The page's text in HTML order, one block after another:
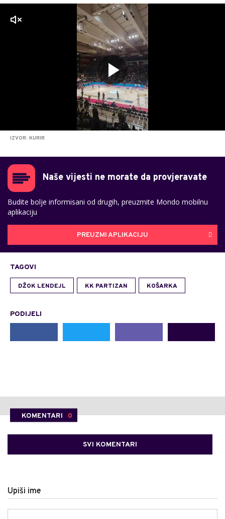
IZVOR: KURIR
Naše vijesti ne morate da provjeravate
Budite bolje informisani od drugih, preuzmite Mondo mobilnu
aplikaciju
PREUZMI APLIKACIJU
TAGOVI
DŽOK LENDEJL KK PARTIZAN KOŠARKA
PODIJELI
KOMENTARI 0
SVI KOMENTARI
Upiši ime